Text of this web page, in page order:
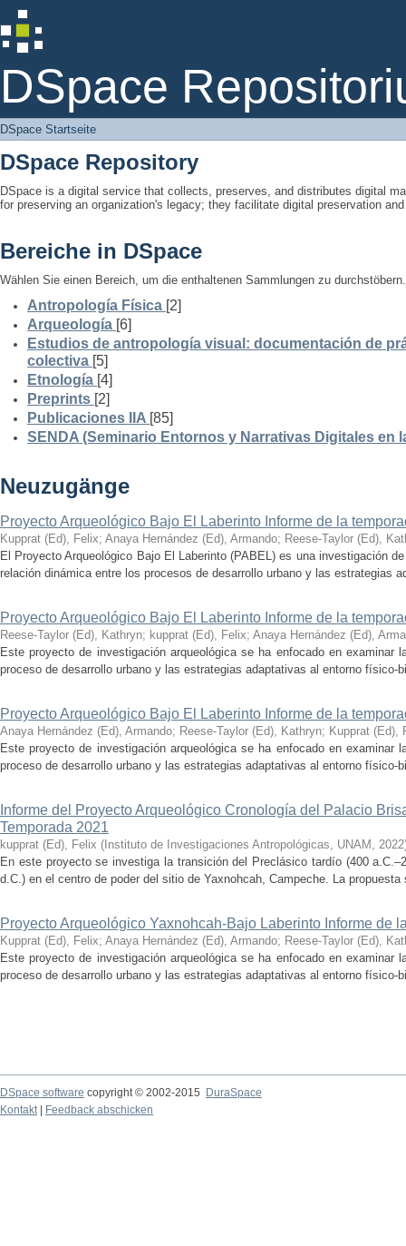
DSpace
DSpace Startseite
DSpace Startseite
DSpace Repository
DSpace is a digital service that collects, preserves, and distributes digital
for preserving an organization's legacy; they facilitate digital preservation
Bereiche in DSpace
Wählen Sie einen Bereich, um die enthaltenen Sammlungen zu durchstöbern.
Antropología Física [2]
Arqueología [6]
Estudios de antropología visual: documentación de
colectiva [5]
Etnología [4]
Preprints [2]
Publicaciones IIA [85]
SENDA (Seminario Entornos y Narrativas Digitales en
Neuzugänge
Proyecto Arqueológico Bajo El Laberinto Informe de la
Kupprat (Ed), Felix; Anaya Hernández (Ed), Armando; Reese-Taylor (Ed),
El Proyecto Arqueológico Bajo El Laberinto (PABEL) es una investigación
relación dinámica entre los procesos de desarrollo urbano y las estrategias
Proyecto Arqueológico Bajo El Laberinto Informe de la
Reese-Taylor (Ed), Kathryn; kupprat (Ed), Felix; Anaya Hernández (Ed),
Este proyecto de investigación arqueológica se ha enfocado en examinar
proceso de desarrollo urbano y las estrategias adaptativas al entorno físico-
Proyecto Arqueológico Bajo El Laberinto Informe de la
Anaya Hernández (Ed), Armando; Reese-Taylor (Ed), Kathryn; Kupprat (Ed),
Este proyecto de investigación arqueológica se ha enfocado en examinar
proceso de desarrollo urbano y las estrategias adaptativas al entorno físico-
Informe del Proyecto Arqueológico Cronología del Palacio
Temporada 2021
kupprat (Ed), Felix ( Instituto de Investigaciones Antropológicas, UNAM , 2022
En este proyecto se investiga la transición del Preclásico tardío (400
d.C.) en el centro de poder del sitio de Yaxnohcah, Campeche. La
Proyecto Arqueológico Yaxnohcah-Bajo Laberinto Informe de
Kupprat (Ed), Felix; Anaya Hernández (Ed), Armando; Reese-Taylor (Ed),
Este proyecto de investigación arqueológica se ha enfocado en examinar
proceso de desarrollo urbano y las estrategias adaptativas al entorno físico-
DSpace software copyright © 2002-2015
DuraSpace
Kontakt| Feedback abschicken